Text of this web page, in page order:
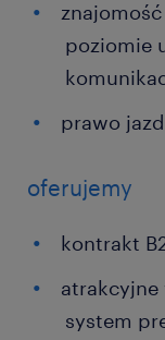
poziomie
prawo
oferujemy
kontrakt
atrakcyjne
system